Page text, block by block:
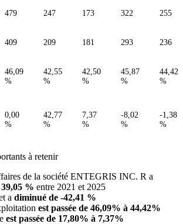
479 247 173 322 255
409 209 181 293 236
46,09
%
42,55
%
42,50
%
45,87
%
44,42
%
0,00
%
42,77
%
7,37
%
-8,02
%
-1,38
%
à retenir
de la société ENTEGRIS INC. R a
% entre 2021 et 2025
a diminué de -42,41 %
est passée de 46,09% à 44,42%
est passée de 17,80% à 7,37%